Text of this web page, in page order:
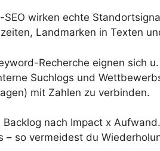
SEO wirken echte
Landmarken in Texten
Recherche eignen sich
Suchlogs und
mit Zahlen zu verbinden.
Backlog nach Impact x
– so vermeidest du